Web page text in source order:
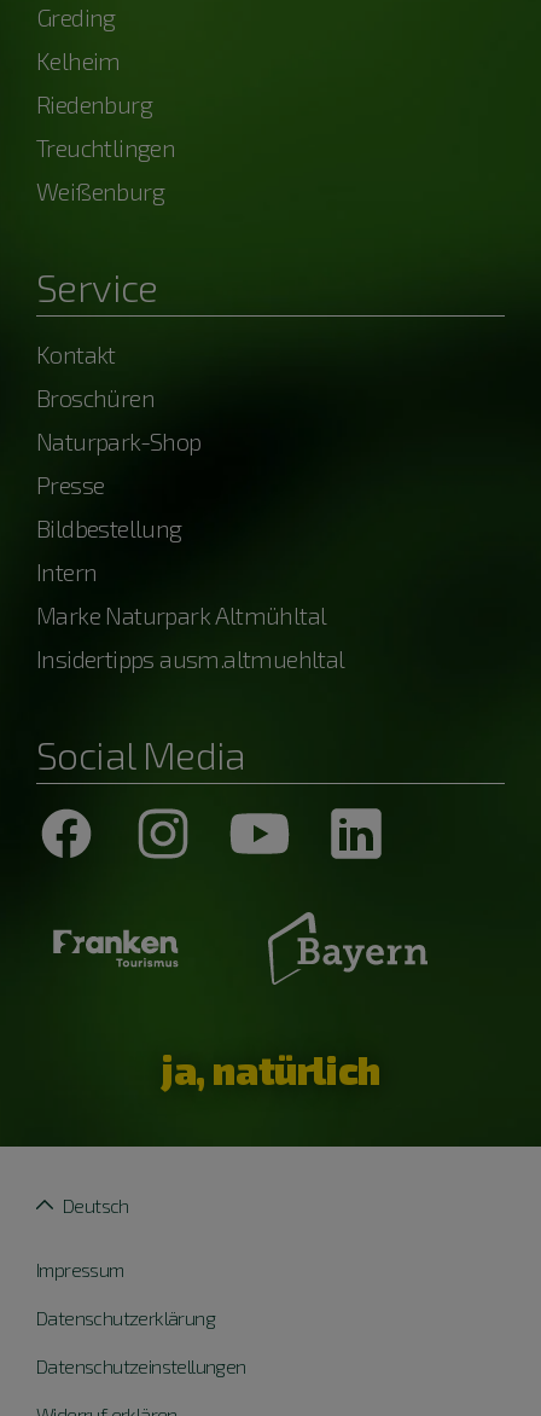
Greding
Kelheim
Riedenburg
Treuchtlingen
Weißenburg
Service
Kontakt
Broschüren
Naturpark-Shop
Presse
Bildbestellung
Intern
Marke Naturpark Altmühltal
Insidertipps ausm.altmuehltal
Social Media
ja, natürlich
Impressum
Datenschutzerklärung
Datenschutzeinstellungen
Deutsch